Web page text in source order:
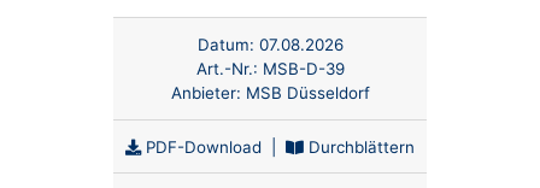
Datum: 07.08.2026
Art.-Nr.: MSB-D-39
Anbieter: MSB Düsseldorf
PDF-Download Durchblättern